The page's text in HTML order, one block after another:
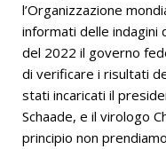
l’Organizzazione
informati delle indagini
del 2022 il governo
di verificare i risultati
stati incaricati il
Schaade, e il virologo
principio non